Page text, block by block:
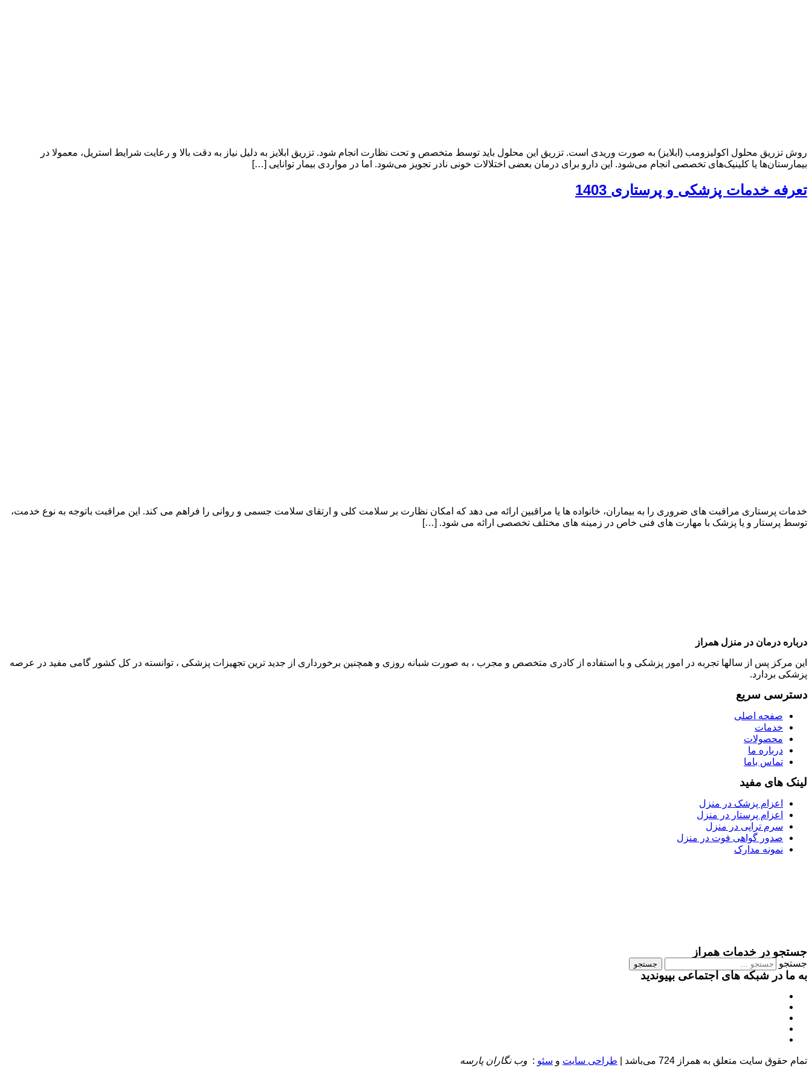
روش تزریق محلول اکولیزومب (ابلایز) به صورت وریدی است. تزریق این محلول باید توسط متخصص و تحت نظارت انجام شود. تزریق ابلایز به دلیل نیاز به دقت بالا و رعایت شرایط استریل، معمولا در
بیمارستان‌ها یا کلینیک‌های تخصصی انجام می‌شود. این دارو برای درمان بعضی اختلالات خونی نادر تجویز می‌شود. اما در مواردی بیمار توانایی […]
تعرفه خدمات پزشکی و پرستاری 1403
خدمات پرستاری مراقبت های ضروری را به بیماران، خانواده ها یا مراقبین ارائه می دهد که امکان نظارت بر سلامت کلی و ارتقای سلامت جسمی و روانی را فراهم می کند. این مراقبت باتوجه به نوع خدمت،
توسط پرستار و یا پزشک با مهارت های فنی خاص در زمینه های مختلف تخصصی ارائه می شود. […]
درباره درمان در منزل همراز
این مرکز پس از سالها تجربه در امور پزشکی و با استفاده از کادری متخصص و مجرب ، به صورت شبانه روزی و همچنین برخورداری از جدید ترین تجهیزات پزشکی ، توانسته در کل کشور گامی مفید در عرصه
پزشکی بردارد.
دسترسی سریع
صفحه اصلی
خدمات
محصولات
درباره ما
تماس باما
لینک های مفید
اعزام پزشک در منزل
اعزام پرستار در منزل
سرم تراپی در منزل
صدور گواهی فوت در منزل
نمونه مدارک
جستجو در خدمات همراز
جستجو جستجو
به ما در شبکه های اجتماعی بپیوندید
تمام حقوق سایت متعلق به همراز 724 می‌باشد | طراحی سایت و سئو : وب نگاران پارسه